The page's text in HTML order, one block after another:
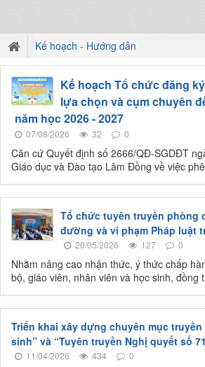
Kế hoạch - Hướng dẫn
Kế hoạch Tổ chức đăng
lựa chọn và cụm chuyên
năm học 2026 - 2027
07/08/2026 32 0
Căn cứ Quyết định số 2666/QĐ-SGDĐT
Giáo dục và Đào tạo Lâm Đồng về việc
Tổ chức tuyên truyền phòng
đường và vi phạm Pháp luật
20/05/2026 127 0
Nhằm nâng cao nhận thức, ý thức chấp
bộ, giáo viên, nhân viên và học sinh, đồng
Triển khai xây dựng chuyên mục
sinh” và “Tuyên truyền Nghị quyết số
11/04/2026 434 0